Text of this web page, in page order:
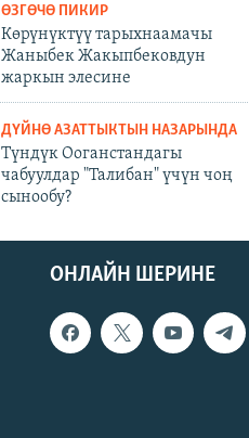
ӨЗГӨЧӨ ПИКИР
Көрүнүктүү тарыхнаамачы
Жаныбек Жакыпбековдун
жаркын элесине
ДҮЙНӨ АЗАТТЫКТЫН НАЗАРЫНДА
Түндүк Ооганстандагы
чабуулдар "Талибан" үчүн чоң
сынообу?
ОНЛАЙН ШЕРИНЕ